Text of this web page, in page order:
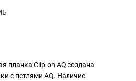
планка Clip-on AQ создана
с петлями AQ. Наличие